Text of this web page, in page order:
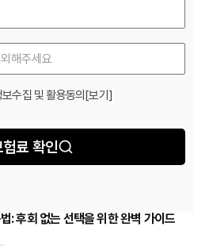
수집 및 활용동의 [보기]
험료 확인
: 후회 없는 선택을 위한 완벽 가이드